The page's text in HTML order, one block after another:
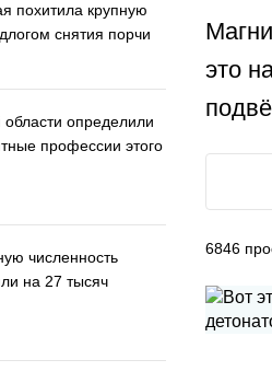
похитила крупную
снятия порчи
определили
профессии этого
численность
на 27 тысяч
это
6846